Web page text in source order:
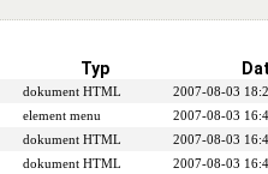
Typ
dokument HTML 2007-08-03
element menu 2007-08-03
dokument HTML 2007-08-03
dokument HTML 2007-08-03